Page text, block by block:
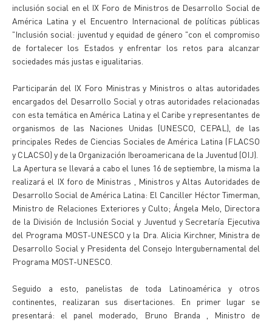
inclusión social en el IX Foro de Ministros de Desarrollo Social de
América Latina y el Encuentro Internacional de políticas públicas
"Inclusión social: juventud y equidad de género "con el compromiso
de fortalecer los Estados y enfrentar los retos para alcanzar
sociedades más justas e igualitarias.
Participarán del IX Foro Ministras y Ministros o altas autoridades
encargados del Desarrollo Social y otras autoridades relacionadas
con esta temática en América Latina y el Caribe y representantes de
organismos de las Naciones Unidas (UNESCO, CEPAL), de las
principales Redes de Ciencias Sociales de América Latina (FLACSO
y CLACSO) y de la Organización Iberoamericana de la Juventud (OIJ).
La Apertura se llevará a cabo el lunes 16 de septiembre, la misma la
realizará el IX foro de Ministras , Ministros y Altas Autoridades de
Desarrollo Social de América Latina: El Canciller Héctor Timerman,
Ministro de Relaciones Exteriores y Culto; Ángela Melo, Directora
de la División de Inclusión Social y Juventud y Secretaría Ejecutiva
del Programa MOST-UNESCO y la Dra. Alicia Kirchner, Ministra de
Desarrollo Social y Presidenta del Consejo Intergubernamental del
Programa MOST-UNESCO.
Seguido a esto, panelistas de toda Latinoamérica y otros
continentes, realizaran sus disertaciones. En primer lugar se
presentará: el panel moderado, Bruno Branda , Ministro de